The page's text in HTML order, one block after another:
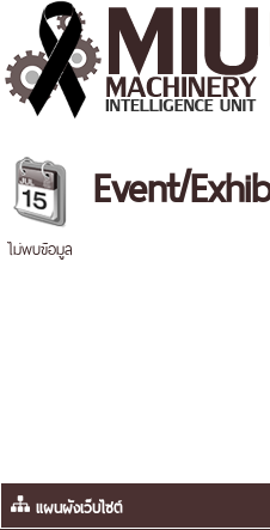
Event/
ไม่พบข้อมูล
แผนผังเว็บไซต์